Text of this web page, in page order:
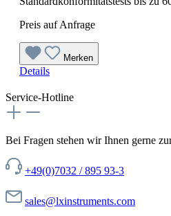
Preis auf Anfrage
Merken
Details
Service-Hotline
Bei Fragen stehen wir Ihnen gerne
+49(0)7032 / 895 93-3
sales@lxinstruments.com